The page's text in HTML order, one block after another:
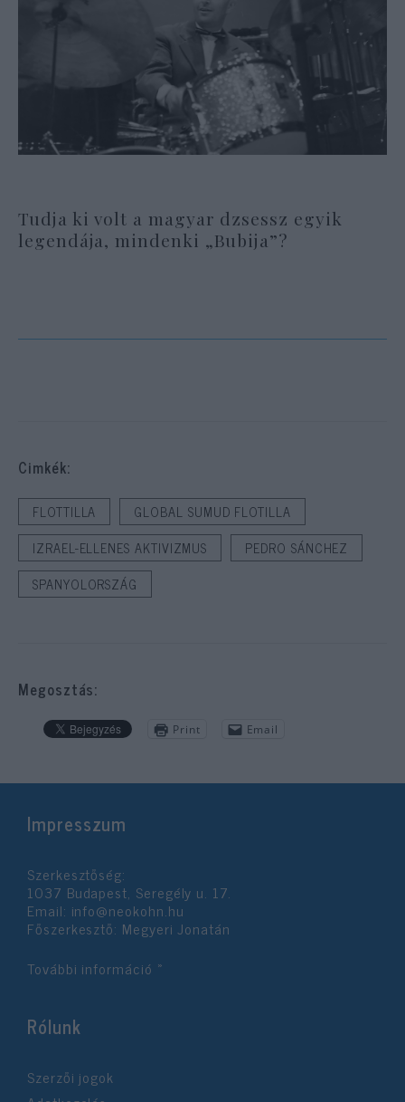
Tudja ki volt a magyar dzsessz egyik
legendája, mindenki „Bubija”?
Cimkék:
FLOTTILLA
GLOBAL SUMUD FLOTILLA
IZRAEL-ELLENES AKTIVIZMUS
PEDRO SÁNCHEZ
SPANYOLORSZÁG
Megosztás:
Print Email
Impresszum
Szerkesztőség:
1037 Budapest, Seregély u. 17.
Email: info@neokohn.hu
Főszerkesztő: Megyeri Jonatán
További információ »
Rólunk
Szerzői jogok